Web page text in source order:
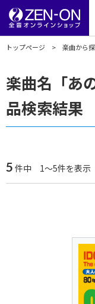
トップページ 楽曲から
楽曲名「あ
品検索結果
5 件中 1～5件を表示